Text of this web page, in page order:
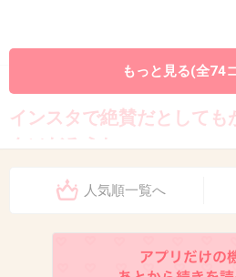
インスタで絶賛だとしても
クソだろうね
もっと見る(全74
人気順一覧へ